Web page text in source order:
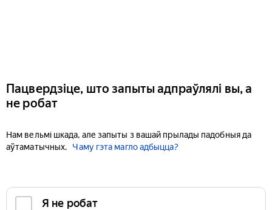
Пацвердзіце, што запыты адпраўлялі вы, а
не робат
Нам вельмі шкада, але запыты з вашай прылады падобныя да
аўтаматычных.
Чаму гэта магло адбыцца?
Я не робат